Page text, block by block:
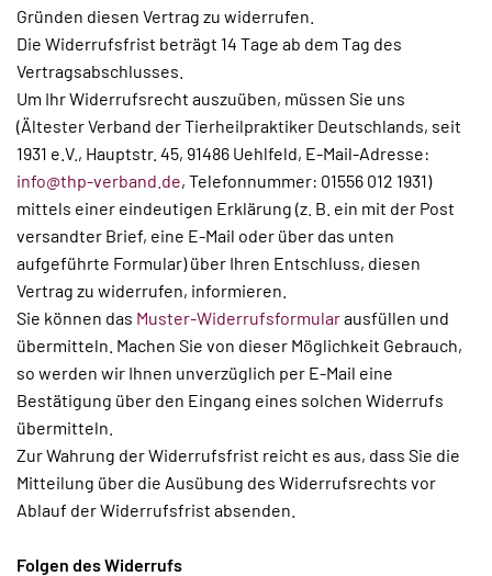
Gründen diesen Vertrag zu widerrufen.
Die Widerrufsfrist beträgt 14 Tage ab dem Tag des
Vertragsabschlusses.
Um Ihr Widerrufsrecht auszuüben, müssen Sie uns
(Ältester Verband der Tierheilpraktiker Deutschlands, seit
1931 e.V., Hauptstr. 45, 91486 Uehlfeld, E-Mail-Adresse:
info@thp-verband.de, Telefonnummer: 01556 012 1931)
mittels einer eindeutigen Erklärung (z. B. ein mit der Post
versandter Brief, eine E-Mail oder über das unten
aufgeführte Formular) über Ihren Entschluss, diesen
Vertrag zu widerrufen, informieren.
Sie können das Muster-Widerrufsformularausfüllen und
übermitteln. Machen Sie von dieser Möglichkeit Gebrauch,
so werden wir Ihnen unverzüglich per E-Mail eine
Bestätigung über den Eingang eines solchen Widerrufs
übermitteln.
Zur Wahrung der Widerrufsfrist reicht es aus, dass Sie die
Mitteilung über die Ausübung des Widerrufsrechts vor
Ablauf der Widerrufsfrist absenden.
Folgen des Widerrufs